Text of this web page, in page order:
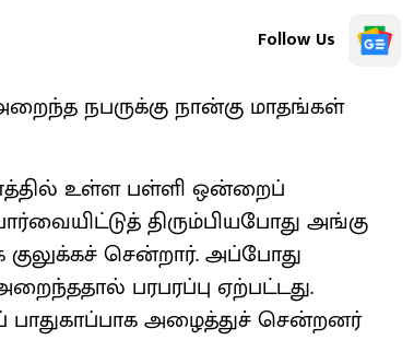
Follow Us
நபருக்கு நான்கு மாதங்கள்
உள்ள பள்ளி ஒன்றைப்
திரும்பியபோது அங்கு
சென்றார். அப்போது
பரபரப்பு ஏற்பட்டது.
அழைத்துச் சென்றனர்